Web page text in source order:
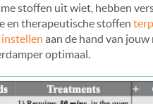
stoffen uit wiet, hebben
en therapeutische stoffen
aan de hand van
optimaal.